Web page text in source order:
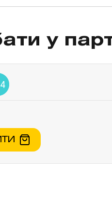
встановленим
у